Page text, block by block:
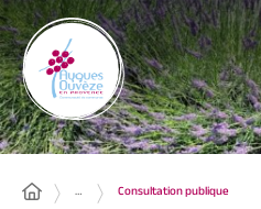
… Consultation publique